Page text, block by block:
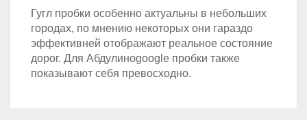
Гугл пробки особенно актуальны в небольших
городах, по мнению некоторых они гараздо
эффективней отображают реальное состояние
дорог. Для Абдулиноgoogle пробки также
показывают себя превосходно.